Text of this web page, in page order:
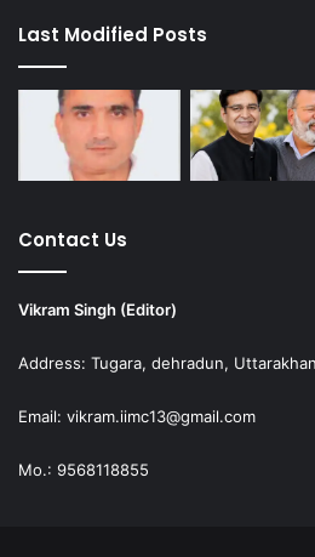
Last Modified Posts
Contact Us
Vikram Singh (Editor)
Address: Tugara, dehradun,
Email: vikram.iimc13@gmail.com
Mo.: 9568118855